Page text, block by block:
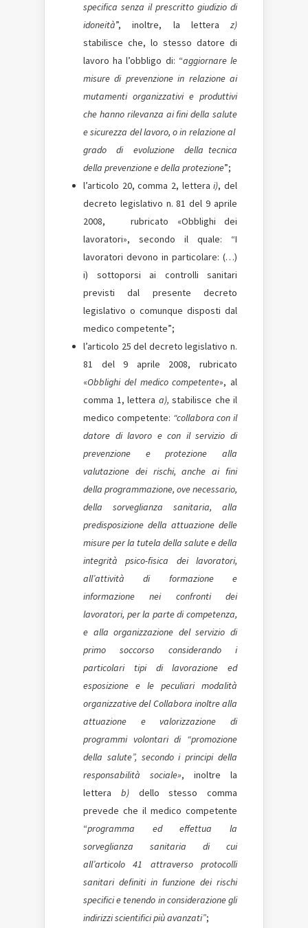
specifica senza il prescritto giudizio di
idoneità”, inoltre, la lettera z)
stabilisce che, lo stesso datore di
lavoro ha l’obbligo di: “aggiornare le
misure di prevenzione in relazione ai
mutamenti organizzativi e produttivi
che hanno rilevanza ai fini della salute
e sicurezza del lavoro, o in relazione al
grado di evoluzione della tecnica
della prevenzione e della protezione”;
l’articolo 20, comma 2, letterai), del
decreto legislativo n. 81 del 9 aprile
2008, rubricato «Obblighi dei
lavoratori», secondo il quale: “I
lavoratori devono in particolare: (…)
i) sottoporsi ai controlli sanitari
previsti dal presente decreto
legislativo o comunque disposti dal
medico competente”;
l’articolo 25 del decreto legislativo n.
81 del 9 aprile 2008, rubricato
«Obblighi del medico competente», al
comma 1, lettera a), stabilisce che il
medico competente: “collabora con il
datore di lavoro e con il servizio di
prevenzione e protezione alla
valutazione dei rischi, anche ai fini
della programmazione, ove necessario,
della sorveglianza sanitaria, alla
predisposizione della attuazione delle
misure per la tutela della salute e della
integrità psico-fisica dei lavoratori,
all’attività di formazione e
informazione nei confronti dei
lavoratori, per la parte di competenza,
e alla organizzazione del servizio di
primo soccorso considerando i
particolari tipi di lavorazione ed
esposizione e le peculiari modalità
organizzative del Collabora inoltre alla
attuazione e valorizzazione di
programmi volontari di “promozione
della salute”, secondo i principi della
responsabilità sociale», inoltre la
lettera b) dello stesso comma
prevede che il medico competente
“programma ed effettua la
sorveglianza sanitaria di cui
all’articolo 41 attraverso protocolli
sanitari definiti in funzione dei rischi
specifici e tenendo in considerazione gli
indirizzi scientifici più avanzati”;